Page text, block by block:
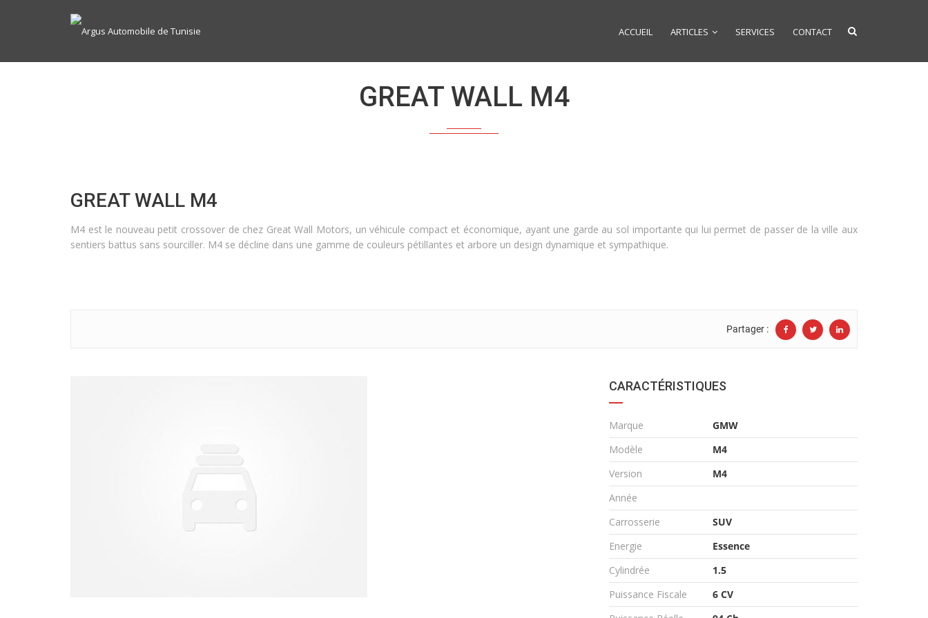
ACCUEIL ARTICLES SERVICES CONTACT
GREAT WALL M4
GREAT WALL M4
M4 est le nouveau petit crossover de chez Great Wall Motors, un véhicule compact et économique, ayant une garde au sol importante qui lui permet de passer de la ville aux
sentiers battus sans sourciller. M4 se décline dans une gamme de couleurs pétillantes et arbore un design dynamique et sympathique.
Partager :
CARACTÉRISTIQUES
Marque
GMW
Modèle
M4
Version
M4
Année
Carrosserie
SUV
Energie
Essence
Cylindrée
1.5
Puissance Fiscale
6 CV